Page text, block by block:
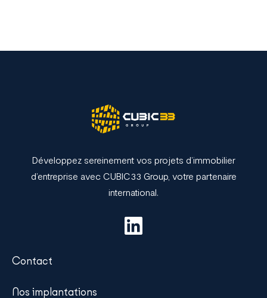
Développez sereinement vos projets d’immobilier
d’entreprise avec CUBIC33 Group, votre partenaire
international.
Contact
Nos implantations